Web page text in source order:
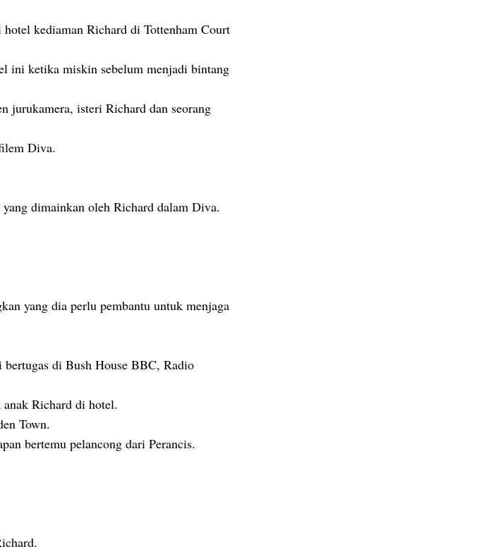
kediaman Richard di Tottenham Court
ini ketika miskin sebelum menjadi bintang
jurukamera, isteri Richard dan seorang
Diva.
dimainkan oleh Richard dalam Diva.
yang dia perlu pembantu untuk menjaga
di Bush House BBC, Radio
Richard di hotel.
Town.
bertemu pelancong dari Perancis.